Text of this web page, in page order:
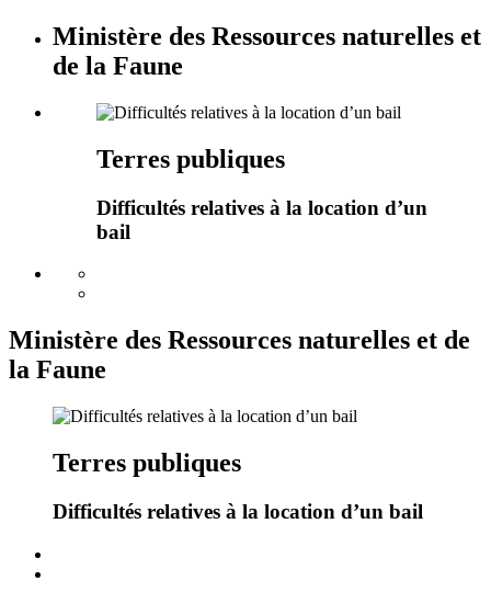
Ministère des Ressources naturelles et
de la Faune
Terres publiques
Difficultés relatives à la location d’un
bail
Ministère des Ressources naturelles et de
la Faune
Terres publiques
Difficultés relatives à la location d’un bail